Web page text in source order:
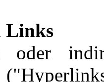
Links
oder